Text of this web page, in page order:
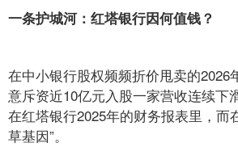
一条护城河：红塔银行因何值钱？
在中小银行股权频频折价甩卖的2026
意斥资近10亿元入股一家营收连续下
在红塔银行2025年的财务报表里，而
草基因”。